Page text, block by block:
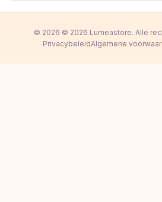
© 2026 © 2026 Lumeastore. Alle
PrivacybeleidAlgemene